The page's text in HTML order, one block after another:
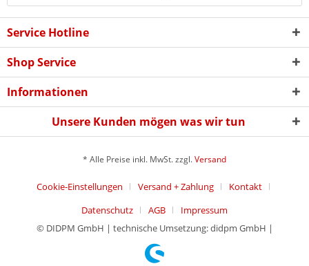
Service Hotline
Shop Service
Informationen
Unsere Kunden mögen was wir tun
* Alle Preise inkl. MwSt. zzgl.Versand
Cookie-Einstellungen Versand + Zahlung
Kontakt
Datenschutz
AGB
Impressum
© DIDPM GmbH | technische Umsetzung: didpm GmbH |